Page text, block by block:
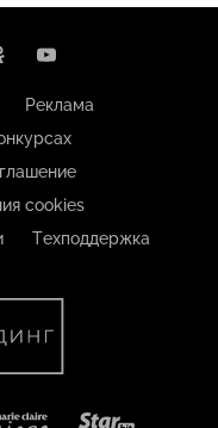
Реклама
cookies
Техподдержка